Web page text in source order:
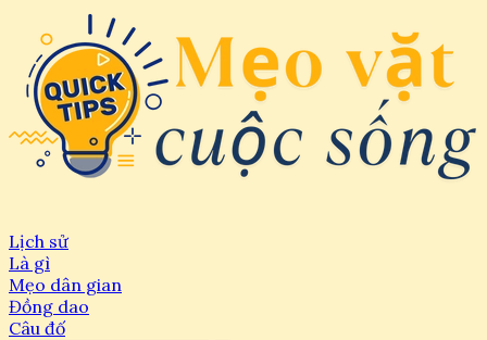
Lịch sử
Là gì
Mẹo dân gian
Đồng dao
Câu đố